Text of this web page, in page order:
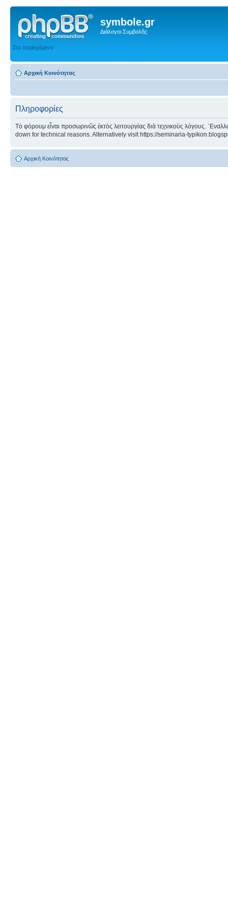
symbole.gr
Διάλογοι Συμβολῆς
Στο περιεχόμενο
Αρχική Κοινότητας
Πληροφορίες
Τὸ φόρουμ εἶναι προσωρινῶς ἐκτὸς λειτουργίας διὰ τεχνικοὺς λόγους.
down for technical reasons. Alternatively visit https://seminaria-
Αρχική Κοινότητας